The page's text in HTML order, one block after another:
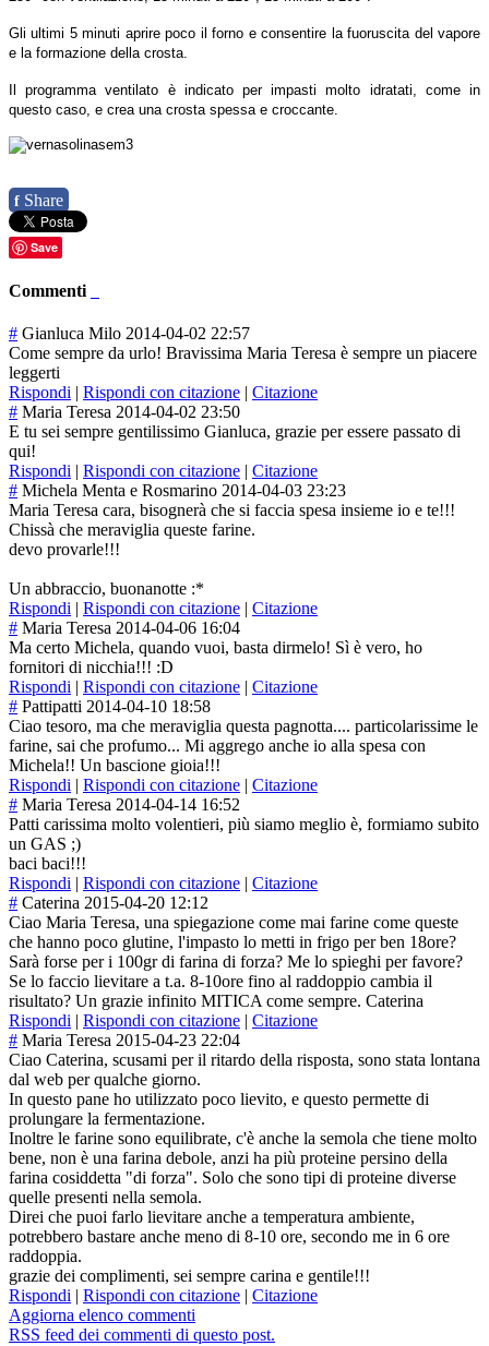
Gli ultimi 5 minuti aprire poco il forno e consentire la fuoruscita del vapore
e la formazione della crosta.
Il programma ventilato è indicato per impasti molto idratati, come in
questo caso, e crea una crosta spessa e croccante.
f Share
Save
Commenti
# Gianluca Milo 2014-04-02 22:57
Come sempre da urlo! Bravissima Maria Teresa è sempre un piacere
leggerti
Rispondi | Rispondi con citazione | Citazione
# Maria Teresa 2014-04-02 23:50
E tu sei sempre gentilissimo Gianluca, grazie per essere passato di
qui!
Rispondi | Rispondi con citazione | Citazione
# Michela Menta e Rosmarino 2014-04-03 23:23
Maria Teresa cara, bisognerà che si faccia spesa insieme io e te!!!
Chissà che meraviglia queste farine.
devo provarle!!!
Un abbraccio, buonanotte :*
Rispondi | Rispondi con citazione | Citazione
# Maria Teresa 2014-04-06 16:04
Ma certo Michela, quando vuoi, basta dirmelo! Sì è vero, ho
fornitori di nicchia!!! :D
Rispondi | Rispondi con citazione | Citazione
# Pattipatti 2014-04-10 18:58
Ciao tesoro, ma che meraviglia questa pagnotta.... particolarissime le
farine, sai che profumo... Mi aggrego anche io alla spesa con
Michela!! Un bascione gioia!!!
Rispondi | Rispondi con citazione | Citazione
# Maria Teresa 2014-04-14 16:52
Patti carissima molto volentieri, più siamo meglio è, formiamo subito
un GAS ;)
baci baci!!!
Rispondi | Rispondi con citazione | Citazione
# Caterina 2015-04-20 12:12
Ciao Maria Teresa, una spiegazione come mai farine come queste
che hanno poco glutine, l'impasto lo metti in frigo per ben 18ore?
Sarà forse per i 100gr di farina di forza? Me lo spieghi per favore?
Se lo faccio lievitare a t.a. 8-10ore fino al raddoppio cambia il
risultato? Un grazie infinito MITICA come sempre. Caterina
Rispondi | Rispondi con citazione | Citazione
# Maria Teresa 2015-04-23 22:04
Ciao Caterina, scusami per il ritardo della risposta, sono stata lontana
dal web per qualche giorno.
In questo pane ho utilizzato poco lievito, e questo permette di
prolungare la fermentazione.
Inoltre le farine sono equilibrate, c'è anche la semola che tiene molto
bene, non è una farina debole, anzi ha più proteine persino della
farina cosiddetta "di forza". Solo che sono tipi di proteine diverse
quelle presenti nella semola.
Direi che puoi farlo lievitare anche a temperatura ambiente,
potrebbero bastare anche meno di 8-10 ore, secondo me in 6 ore
raddoppia.
grazie dei complimenti, sei sempre carina e gentile!!!
Rispondi | Rispondi con citazione | Citazione
Aggiorna elenco commenti
RSS feed dei commenti di questo post.